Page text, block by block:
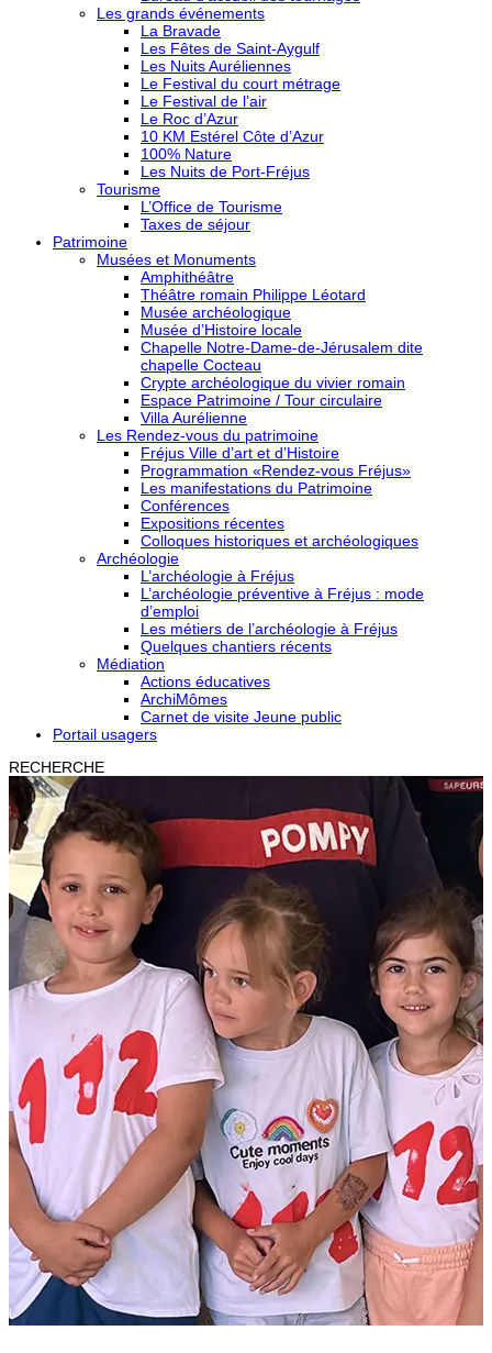
Les grands événements
La Bravade
Les Fêtes de Saint-Aygulf
Les Nuits Auréliennes
Le Festival du court métrage
Le Festival de l’air
Le Roc d’Azur
10 KM Estérel Côte d’Azur
100% Nature
Les Nuits de Port-Fréjus
Tourisme
L’Office de Tourisme
Taxes de séjour
Patrimoine
Musées et Monuments
Amphithéâtre
Théâtre romain Philippe Léotard
Musée archéologique
Musée d’Histoire locale
Chapelle Notre-Dame-de-Jérusalem dite
chapelle Cocteau
Crypte archéologique du vivier romain
Espace Patrimoine / Tour circulaire
Villa Aurélienne
Les Rendez-vous du patrimoine
Fréjus Ville d’art et d’Histoire
Programmation «Rendez-vous Fréjus»
Les manifestations du Patrimoine
Conférences
Expositions récentes
Colloques historiques et archéologiques
Archéologie
L’archéologie à Fréjus
L’archéologie préventive à Fréjus : mode
d’emploi
Les métiers de l’archéologie à Fréjus
Quelques chantiers récents
Médiation
Actions éducatives
ArchiMômes
Carnet de visite Jeune public
Portail usagers
RECHERCHE